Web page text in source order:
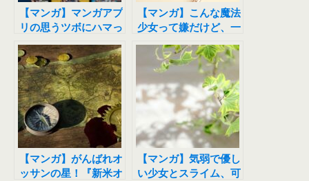
【マンガ】マンガアプ
リの思うツボにハマっ
ちゃいました
【マンガ】こんな魔法
少女って嫌だけど、一
度は見て欲しいこのマ
ンガ
【マンガ】がんばれオ
ッサンの星！『新米オ
【マンガ】気弱で優し
い少女とスライム、可